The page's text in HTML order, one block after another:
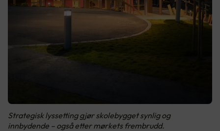
Strategisk lyssetting gjør skolebygget synlig og
innbydende – også etter mørkets frembrudd.